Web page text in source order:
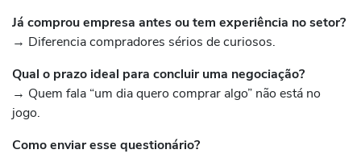
Já comprou empresa antes ou tem experiência no setor?
→ Diferencia compradores sérios de curiosos.
Qual o prazo ideal para concluir uma negociação?
→ Quem fala “um dia quero comprar algo” não está no
jogo.
Como enviar esse questionário?